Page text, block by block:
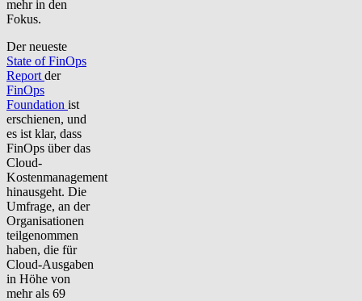
mehr in den
Fokus.
Der neueste
State of FinOps
Report der
FinOps
Foundation ist
erschienen, und
es ist klar, dass
FinOps über das
Cloud-
Kostenmanagement
hinausgeht. Die
Umfrage, an der
Organisationen
teilgenommen
haben, die für
Cloud-Ausgaben
in Höhe von
mehr als 69